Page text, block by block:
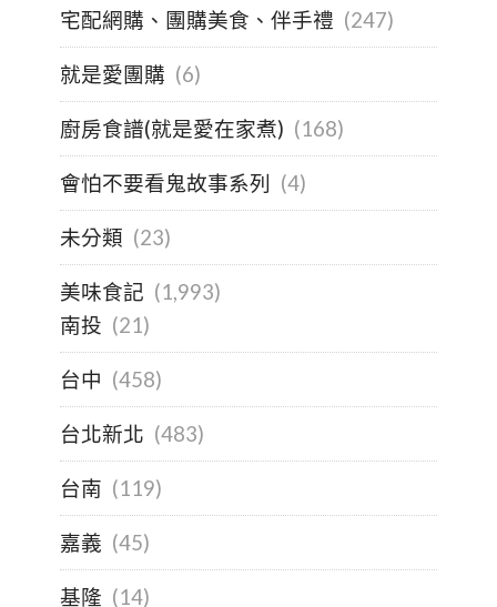
宅配網購、團購美食、伴手禮 (247)
就是愛團購 (6)
廚房食譜(就是愛在家煮) (168)
會怕不要看鬼故事系列 (4)
未分類 (23)
美味食記 (1,993)
南投 (21)
台中 (458)
台北新北 (483)
台南 (119)
嘉義 (45)
基隆 (14)